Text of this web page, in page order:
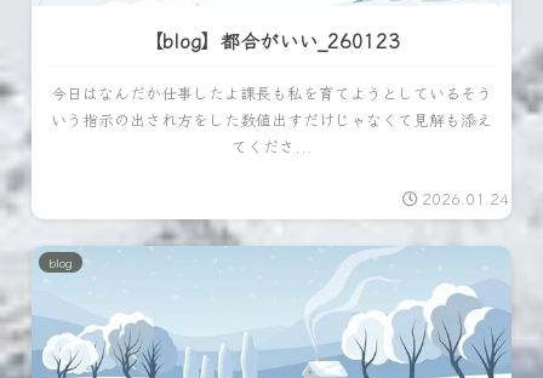
【blog】都合がいい_260123
今日はなんだか仕事したよ課長も私を育てようとしているそう
いう指示の出され方をした数値出すだけじゃなくて見解も添え
てくださ...
2026.01.24
blog